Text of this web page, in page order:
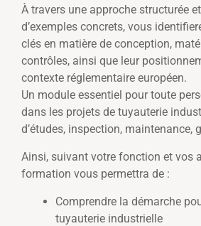
À travers une approche structurée
d’exemples concrets, vous
clés en matière de conception,
contrôles, ainsi que leur
contexte réglementaire européen.
Un module essentiel pour toute
dans les projets de tuyauterie
d’études, inspection, maintenance,
Ainsi, suivant votre fonction et vos
formation vous permettra de :
Comprendre la démarche
tuyauterie industrielle